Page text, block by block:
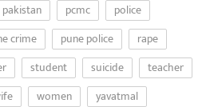
pakistan pcmc
police
crime pune police
rape
student suicide
teacher
women yavatmal